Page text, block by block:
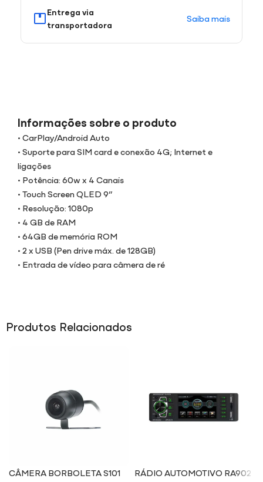
Entrega via
transportadora
Saiba mais
Informações sobre o produto
• CarPlay/Android Auto
• Suporte para SIM card e conexão 4G; Internet e
ligações
• Potência: 60w x 4 Canais
• Touch Screen QLED 9”
• Resolução: 1080p
• 4 GB de RAM
• 64GB de memória ROM
• 2 x USB (Pen drive máx. de 128GB)
• Entrada de vídeo para câmera de ré
Produtos Relacionados
CÂMERA BORBOLETA S101
RÁDIO AUTOMOTIVO RA902